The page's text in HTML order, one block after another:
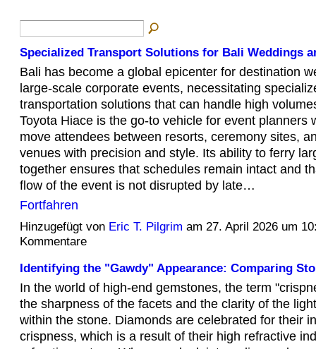
Specialized Transport Solutions for Bali Weddings
Bali has become a global epicenter for destination
large-scale corporate events, necessitating
transportation solutions that can handle high
Toyota Hiace is the go-to vehicle for event planners
move attendees between resorts, ceremony sites,
venues with precision and style. Its ability to ferry
together ensures that schedules remain intact and
flow of the event is not disrupted by late…
Fortfahren
Hinzugefügt von Eric T. Pilgrim am 27. April 2026 um
Kommentare
Identifying the "Gawdy" Appearance: Comparing
In the world of high-end gemstones, the term
the sharpness of the facets and the clarity of the
within the stone. Diamonds are celebrated for their
crispness, which is a result of their high refractive